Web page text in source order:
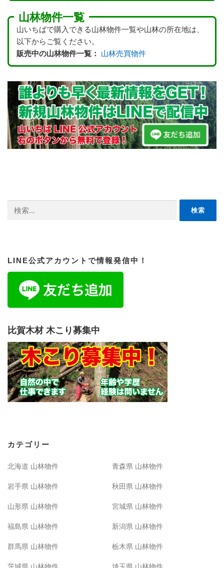
山林物件一覧
山いちばで購入できる山林物件一覧や山林の所在地は、
以下からご覧ください。
販売中の山林物件一覧： 山林売買物件
LINE公式アカウントで情報発信中！
比賀木材 木こり募集中
カテゴリー
北海道 山林物件 青森県 山林物件
岩手県 山林物件 秋田県 山林物件
山形県 山林物件 宮城県 山林物件
福島県 山林物件 新潟県 山林物件
群馬県 山林物件 栃木県 山林物件